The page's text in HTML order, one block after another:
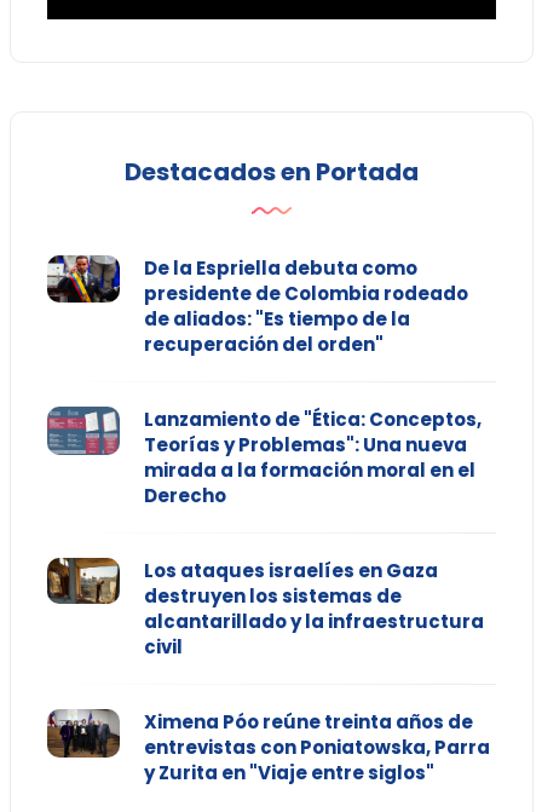
Destacados en Portada
De la Espriella debuta como
presidente de Colombia rodeado
de aliados: "Es tiempo de la
recuperación del orden"
Lanzamiento de "Ética: Conceptos,
Teorías y Problemas": Una nueva
mirada a la formación moral en el
Derecho
Los ataques israelíes en Gaza
destruyen los sistemas de
alcantarillado y la infraestructura
civil
Ximena Póo reúne treinta años de
entrevistas con Poniatowska, Parra
y Zurita en "Viaje entre siglos"